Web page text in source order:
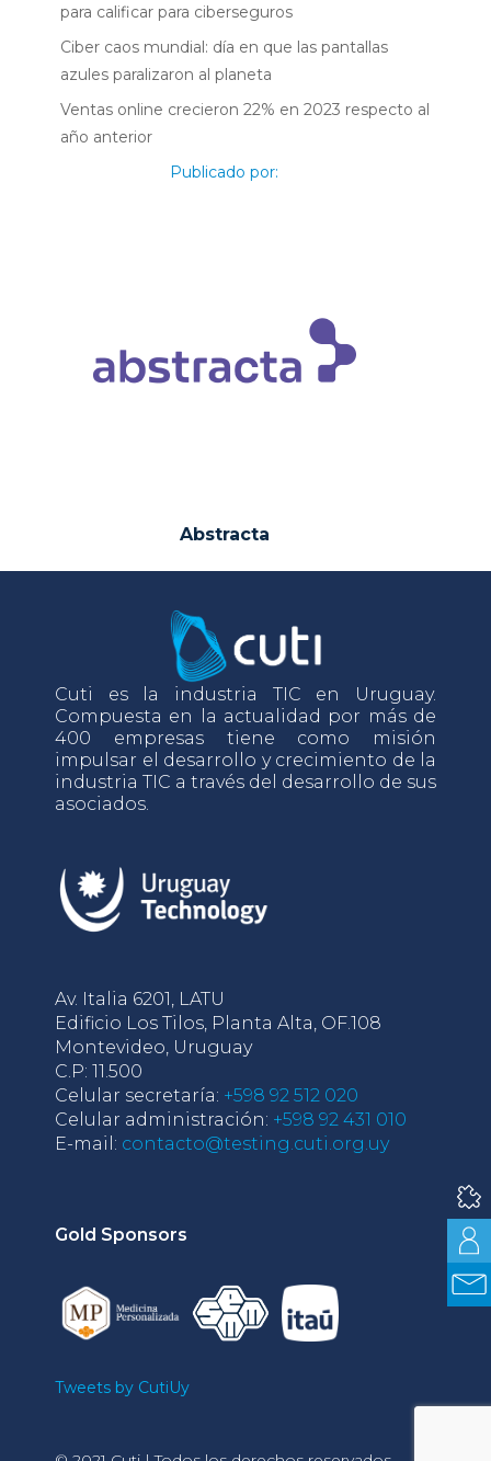
para calificar para ciberseguros
Ciber caos mundial: día en que las pantallas
azules paralizaron al planeta
Ventas online crecieron 22% en 2023 respecto al
año anterior
Publicado por:
Abstracta
Cuti es la industria TIC en Uruguay.
Compuesta en la actualidad por más de
400 empresas tiene como misión
impulsar el desarrollo y crecimiento de la
industria TIC a través del desarrollo de sus
asociados.
Av. Italia 6201, LATU
Edificio Los Tilos, Planta Alta, OF.108
Montevideo, Uruguay
C.P: 11.500
Celular secretaría: +598 92 512 020
Celular administración: +598 92 431 010
E-mail: contacto@testing.cuti.org.uy
Gold Sponsors
Tweets by CutiUy